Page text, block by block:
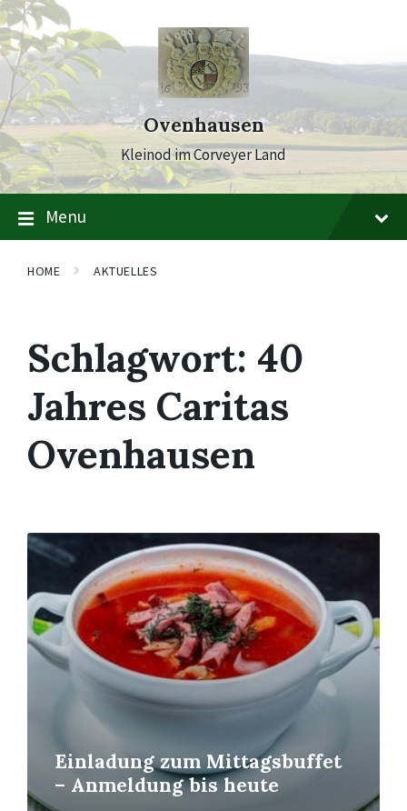
Skip
to
content
Skip
to
main
navigation
Skip
to
footer
Ovenhausen
Kleinod im Corveyer Land
Menu
HOME AKTUELLES
Schlagwort: 40
Jahres Caritas
Ovenhausen
Einladung zum Mittagsbuffet
– Anmeldung bis heute
Mehr
erfahren